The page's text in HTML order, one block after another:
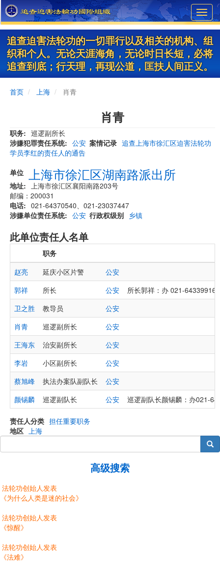
Skip
to
main
content
追查迫害法轮功的一切罪行以及相关的机构、组
织和个人。无论天涯海角，无论时日长短，必将
追查到底；行天理，再现公道，匡扶人间正义。
首页 上海 肖青
肖青
职务
巡逻副所长
涉嫌犯罪责任系统
公安 案情记录 追查上海市徐汇区迫害法轮功
学员李红的责任人的通告
单位
上海市徐汇区湖南路派出所
地址
上海市徐汇区襄阳南路203号
邮编：200031
电话
021-64370540、021-23037447
涉嫌单位责任系统
公安 行政权级别 乡镇
此单位责任人名单
职务
赵亮
延庆小区片警
公安
郭祥
所长 公安
所长郭祥：办 021-64339916
卫之胜
教导员
公安
肖青
巡逻副所长
公安
王海东
治安副所长
公安
李岩
小区副所长
公安
蔡旭峰
执法办案队副队长
公安
颜锡麟
巡逻副队长 公安 巡逻副队长颜锡麟：办021-
责任人分类 担任重要职务
地区 上海
搜索
高级搜索
法轮功创始人发表
《为什么人类是迷的社会》
法轮功创始人发表
《惊醒》
法轮功创始人发表
《法难》